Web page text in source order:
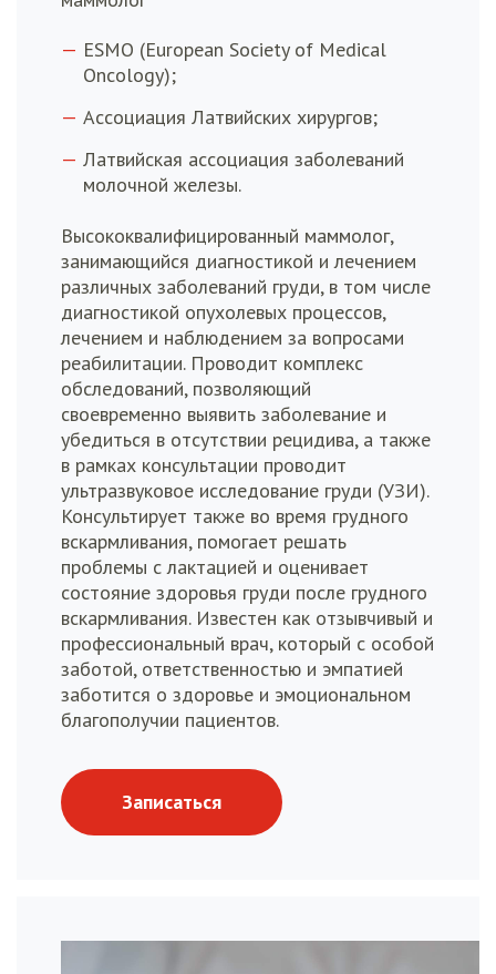
ESMO (European Society of Medical
Oncology);
Ассоциация Латвийских хирургов;
Латвийская ассоциация заболеваний
молочной железы.
Высококвалифицированный маммолог,
занимающийся диагностикой и лечением
различных заболеваний груди, в том числе
диагностикой опухолевых процессов,
лечением и наблюдением за вопросами
реабилитации. Проводит комплекс
обследований, позволяющий
своевременно выявить заболевание и
убедиться в отсутствии рецидива, а также
в рамках консультации проводит
ультразвуковое исследование груди (УЗИ).
Консультирует также во время грудного
вскармливания, помогает решать
проблемы с лактацией и оценивает
состояние здоровья груди после грудного
вскармливания. Известен как отзывчивый и
профессиональный врач, который с особой
заботой, ответственностью и эмпатией
заботится о здоровье и эмоциональном
благополучии пациентов.
Записаться